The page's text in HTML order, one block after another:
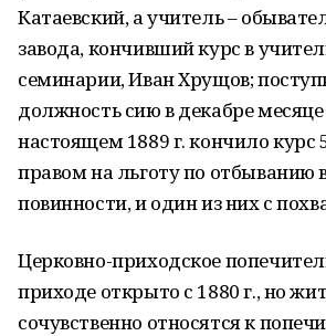
Катаевский, а учитель –
завода, кончивший курс в
семинарии, Иван Хрущов;
должность сию в декабре месяце
настоящем 1889 г. кончило курс
правом на льготу по отбыванию
повинности, и один из них с
Церковно-приходское
приходе открыто с 1880 г., но
сочувственно относятся к